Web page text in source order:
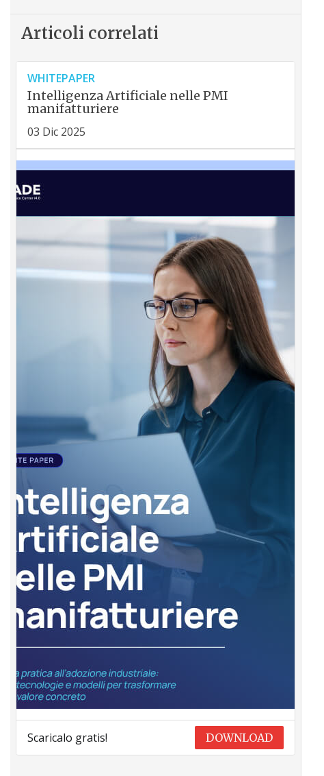
Articoli correlati
WHITEPAPER
Intelligenza Artificiale nelle PMI
manifatturiere
03 Dic 2025
Scaricalo gratis! DOWNLOAD